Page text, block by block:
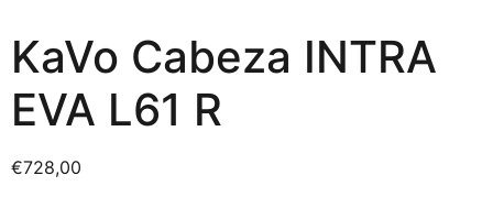
KaVo Cabeza INTRA
EVA L61 R
€728,00